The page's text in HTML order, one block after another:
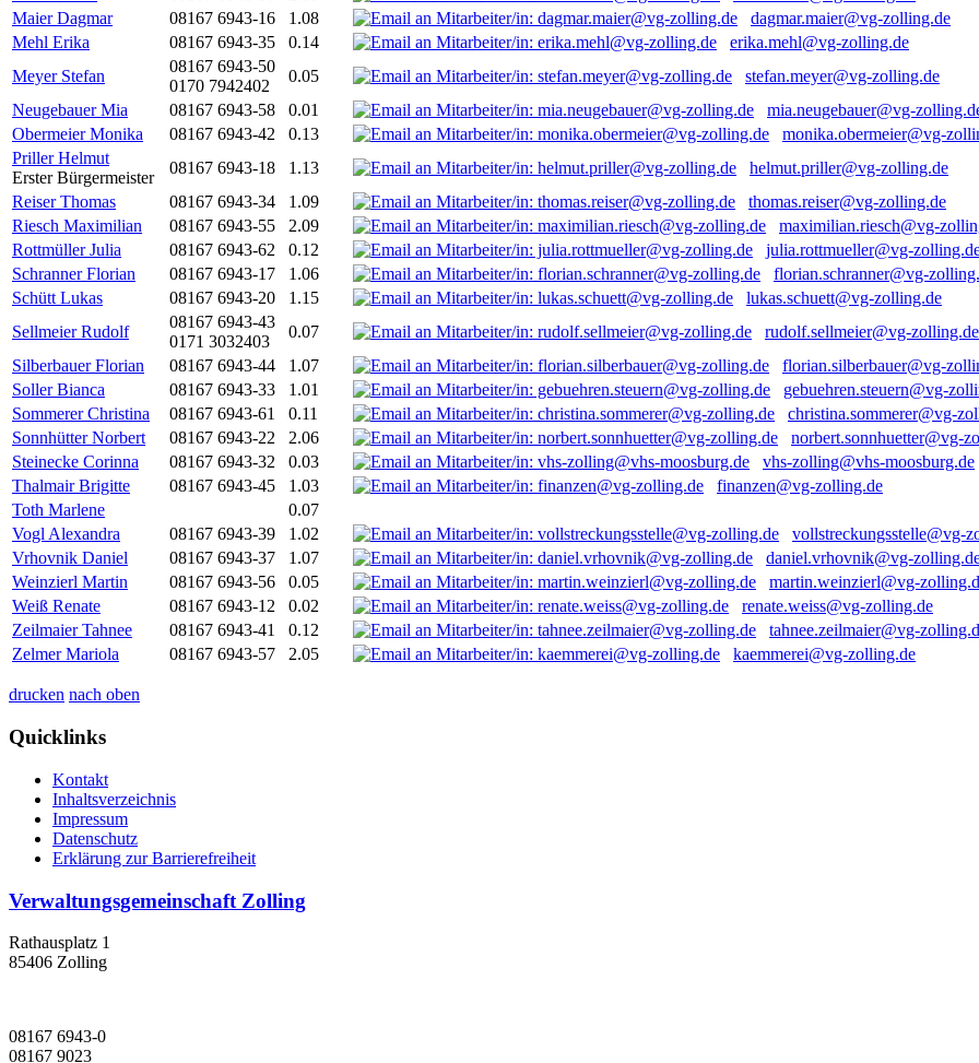
Maier Dagmar
08167 6943-16 1.08
dagmar.maier@vg-zolling.de
Mehl Erika
08167 6943-35 0.14
erika.mehl@vg-zolling.de
Meyer Stefan
08167 6943-50
0170 7942402
0.05
stefan.meyer@vg-zolling.de
Neugebauer Mia
08167 6943-58 0.01
mia.neugebauer@vg-
Obermeier Monika
08167 6943-42 0.13
monika.obermeier@vg-
Priller Helmut
Erster Bürgermeister
08167 6943-18 1.13
helmut.priller@vg-zolling.de
Reiser Thomas
08167 6943-34 1.09
thomas.reiser@vg-zolling.de
Riesch Maximilian
08167 6943-55 2.09
maximilian.riesch@vg-
Rottmüller Julia
08167 6943-62 0.12
julia.rottmueller@vg-
Schranner Florian
08167 6943-17 1.06
florian.schranner@vg-
Schütt Lukas
08167 6943-20 1.15
lukas.schuett@vg-zolling.de
Sellmeier Rudolf
08167 6943-43
0171 3032403
0.07
rudolf.sellmeier@vg-zolling.de
Silberbauer Florian
08167 6943-44 1.07
florian.silberbauer@vg-
Soller Bianca
08167 6943-33 1.01
gebuehren.steuern@vg-
Sommerer Christina
08167 6943-61 0.11
christina.sommerer@vg-
Sonnhütter Norbert
08167 6943-22 2.06
norbert.sonnhuetter@vg-
Steinecke Corinna
08167 6943-32 0.03
vhs-zolling@vhs-moosburg.de
Thalmair Brigitte
08167 6943-45 1.03
finanzen@vg-zolling.de
Toth Marlene
0.07
Vogl Alexandra
08167 6943-39 1.02
vollstreckungsstelle@vg-
Vrhovnik Daniel
08167 6943-37 1.07
daniel.vrhovnik@vg-
Weinzierl Martin
08167 6943-56 0.05
martin.weinzierl@vg-
Weiß Renate
08167 6943-12 0.02
renate.weiss@vg-zolling.de
Zeilmaier Tahnee
08167 6943-41 0.12
tahnee.zeilmaier@vg-
Zelmer Mariola
08167 6943-57 2.05 kaemmerei@vg-zolling.de
drucken nach oben
Quicklinks
Kontakt
Inhaltsverzeichnis
Impressum
Datenschutz
Erklärung zur Barrierefreiheit
Verwaltungsgemeinschaft Zolling
Rathausplatz 1
85406 Zolling
08167 6943-0
08167 9023